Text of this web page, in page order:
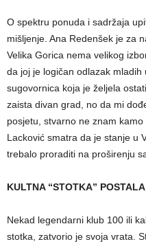
O spektru ponuda i sadržaja
mišljenje. Ana Redenšek je za
Velika Gorica nema velikog
da joj je logičan odlazak
sugovornica koja je željela
zaista divan grad, no da mi
posjetu, stvarno ne znam
Lacković smatra da je stanje u
trebalo proraditi na proširenju
KULTNA “STOTKA”
Nekad legendarni klub 100 ili
stotka, zatvorio je svoja vrata.